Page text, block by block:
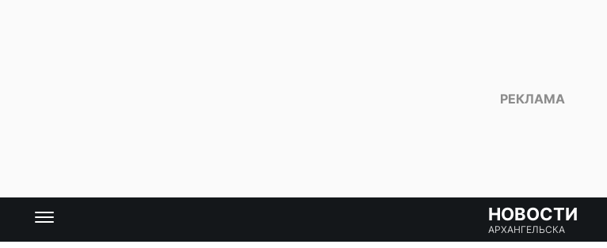
НОВОСТИ
АРХАНГЕЛЬСКА